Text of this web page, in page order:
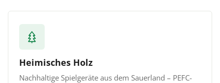
Heimisches Holz
Nachhaltige Spielgeräte aus dem Sauerland – PEFC-